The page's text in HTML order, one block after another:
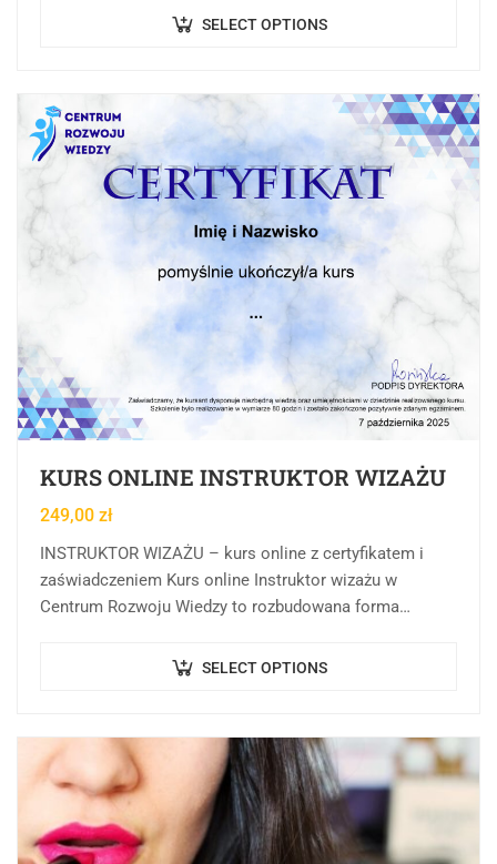
wiedzy teoretycznej,… SELECT OPTIONS
KURS ONLINE INSTRUKTOR WIZAŻU
249,00 zł
INSTRUKTOR WIZAŻU – kurs online z certyfikatem i
zaświadczeniem Kurs online Instruktor wizażu w
Centrum Rozwoju Wiedzy to rozbudowana forma
porządkowanie oraz pogłębianie…
SELECT OPTIONS